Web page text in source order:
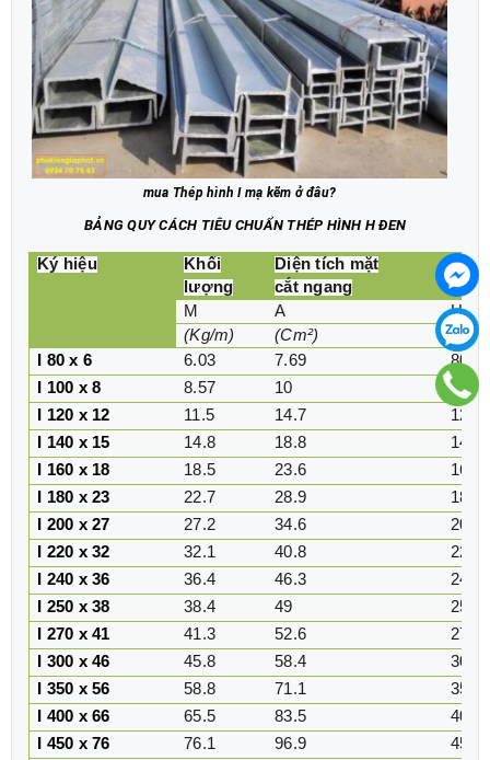
mua Thép hình I mạ kẽm ở đâu?
BẢNG QUY CÁCH TIÊU CHUẨN THÉP HÌNH H ĐEN
Ký hiệu
Khối
lượng
Diện tích mặt
cắt ngang
M A
H
(Kg/m)
(Cm²)
(mm)
I 80 x 6
6.03 7.69
80
I 100 x 8
8.57 10
100
I 120 x 12
11.5 14.7
120
I 140 x 15
14.8 18.8
140
I 160 x 18
18.5 23.6
160
I 180 x 23
22.7 28.9
180
I 200 x 27
27.2 34.6
200
I 220 x 32
32.1 40.8
220
I 240 x 36
36.4 46.3
240
I 250 x 38
38.4 49
250
I 270 x 41
41.3 52.6
270
I 300 x 46
45.8 58.4
300
I 350 x 56
58.8 71.1
350
I 400 x 66
65.5 83.5
400
I 450 x 76
76.1 96.9
450